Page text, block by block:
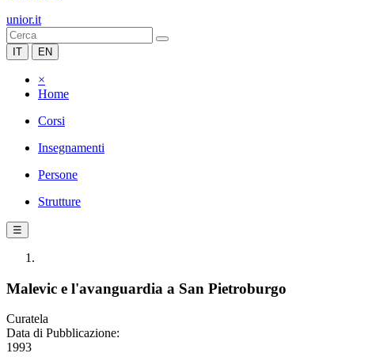
unior.it
IT EN
×
Home
Corsi
Insegnamenti
Persone
Strutture
☰
Malevic e l'avanguardia a San Pietroburgo
Curatela
Data di Pubblicazione:
1993